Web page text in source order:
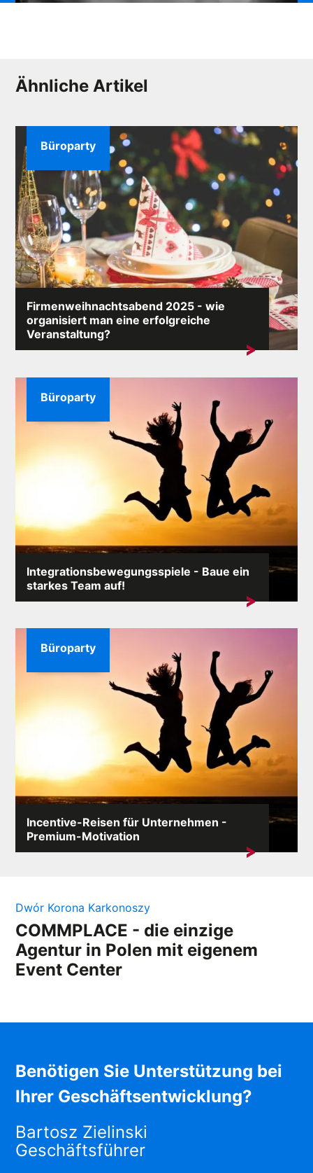
Ähnliche Artikel
Firmenweihnachtsabend 2025 - wie
organisiert man eine erfolgreiche
Veranstaltung?
Mit einer Firmenweihnachtsfeier integrieren Sie das
Büroparty
Integrationsbewegungsspiele - Baue ein
starkes Team auf!
Ein effizientes Team bei der Arbeit ist ein einfacher
Büroparty
Incentive-Reisen für Unternehmen -
Premium-Motivation
In einem wettbewerbsorientierten Markt ist die
Büroparty
Dwór Korona Karkonoszy
COMMPLACE - die einzige
Agentur in Polen mit eigenem
Event Center
Benötigen Sie Unterstützung bei
Ihrer Geschäftsentwicklung?
Bartosz Zielinski
Geschäftsführer